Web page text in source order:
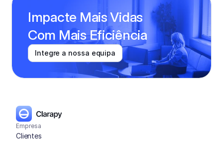
Impacte Mais Vidas
Com Mais Eficiência
Integre a nossa equipa
Empresa
Clientes